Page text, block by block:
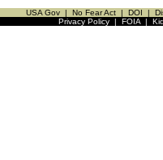
USA Gov | No Fear Act | DOI |
Privacy Policy| FOIA|